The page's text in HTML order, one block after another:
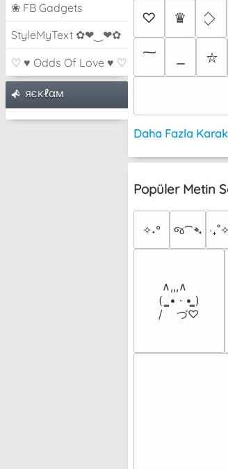
❀ FB Gadgets
StyleMyText ✿❤‿❤✿
♡ ♥ Odds Of Love ♥ ♡
яєкℓαм
♡ ♛
⛥
Daha Fazla
Popüler Metin
✧˖° જ⁀➴
∧,,,∧
(  ̳• · • ̳)
/    づ♡